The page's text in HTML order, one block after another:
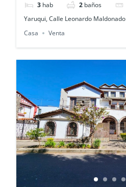
3 hab 2 baños
Yaruqui, Calle Leonardo Maldonado
Casa
Venta